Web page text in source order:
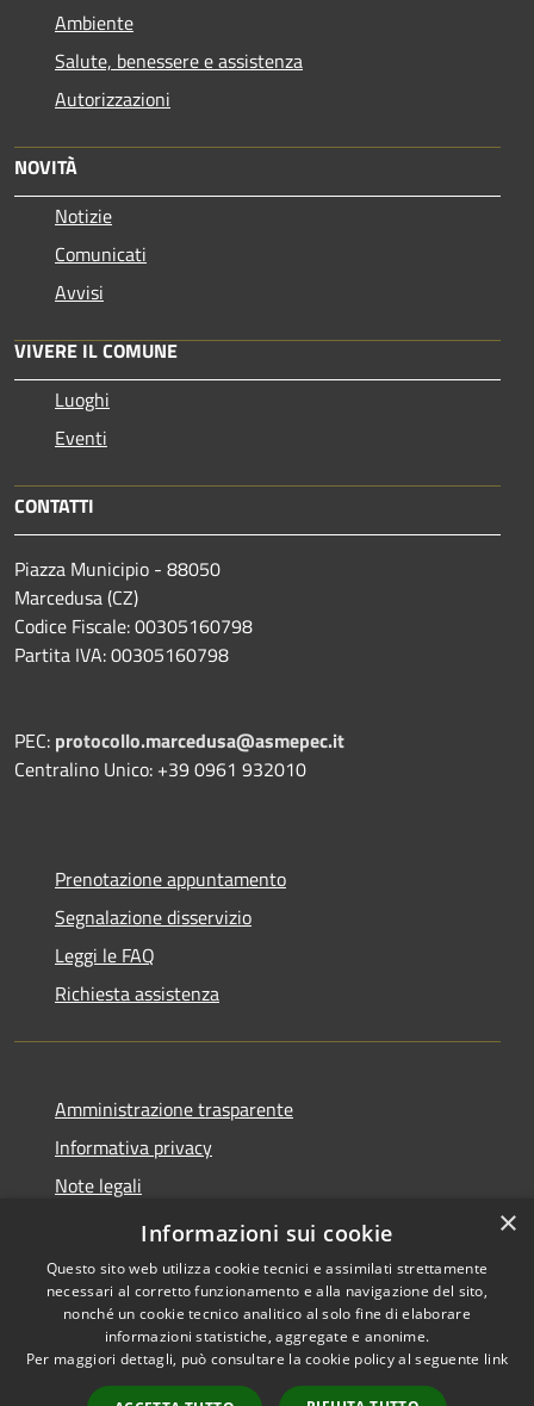
Ambiente
Salute, benessere e assistenza
Autorizzazioni
NOVITÀ
Notizie
Comunicati
Avvisi
VIVERE IL COMUNE
Luoghi
Eventi
CONTATTI
Piazza Municipio - 88050
Marcedusa (CZ)
Codice Fiscale: 00305160798
Partita IVA: 00305160798
PEC: protocollo.marcedusa@asmepec.it
Centralino Unico: +39 0961 932010
Prenotazione appuntamento
Segnalazione disservizio
Leggi le FAQ
Richiesta assistenza
Amministrazione trasparente
Informativa privacy
Note legali
Dichiarazione di accessibilità
Accessibilità
Copyright © 2026 • Comune di
Marcedusa • Powered by
×
Informazioni sui cookie
Questo sito web utilizza cookie tecnici e assimilati strettamente
necessari al corretto funzionamento e alla navigazione del sito,
nonché un cookie tecnico analitico al solo fine di elaborare
informazioni statistiche, aggregate e anonime.
Per maggiori dettagli, può consultare la cookie policy al seguente link